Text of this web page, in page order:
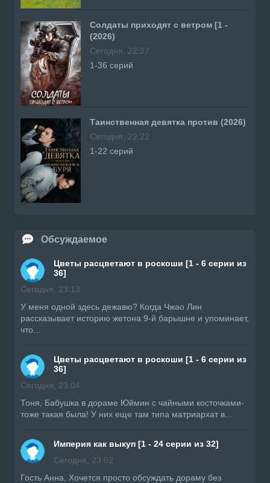
Солдаты приходят с ветром [1 -
(2026)
Сегодня, 22:27
1-36 серий
Таинственная девятка против (2026)
Сегодня, 22:22
1-22 серий
Обсуждаемое
Цветы расцветают в роскоши [1 - 6 серии из
36]
Сегодня, 23:13
У меня одной здесь дежавю? Когда Чжао Лин
рассказывает историю жетона 9-й барышне и упоминает,
что...
Цветы расцветают в роскоши [1 - 6 серии из
36]
Сегодня, 23:04
Тоня, Бабушка в дораме Юймин с чайными косточками-
тоже такая была! У них еще там типа матриархат в...
Империя как выкуп [1 - 24 серии из 32]
Сегодня, 23:02
Гость Анна, Хочется просто обсуждать дораму без